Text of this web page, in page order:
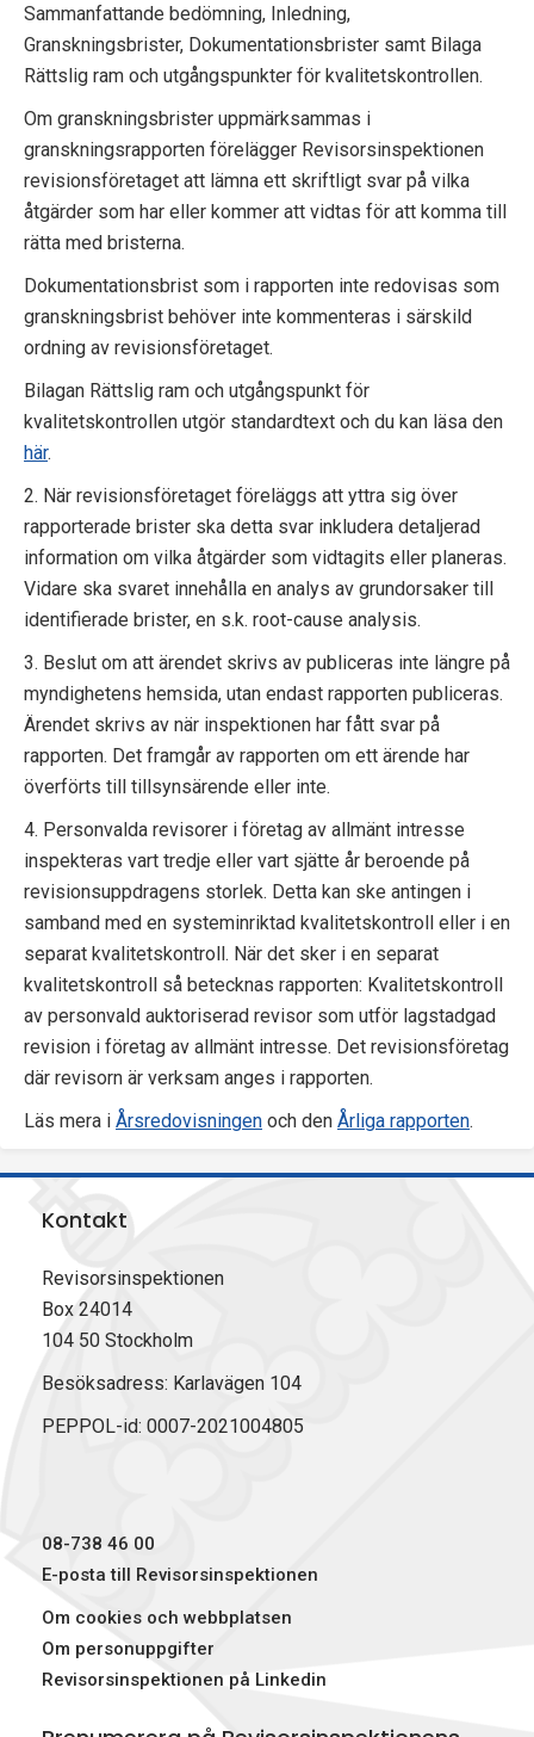
Sammanfattande bedömning, Inledning,
Granskningsbrister, Dokumentationsbrister samt Bilaga
Rättslig ram och utgångspunkter för kvalitetskontrollen.
Om granskningsbrister uppmärksammas i
granskningsrapporten förelägger Revisorsinspektionen
revisionsföretaget att lämna ett skriftligt svar på vilka
åtgärder som har eller kommer att vidtas för att komma till
rätta med bristerna.
Dokumentationsbrist som i rapporten inte redovisas som
granskningsbrist behöver inte kommenteras i särskild
ordning av revisionsföretaget.
Bilagan Rättslig ram och utgångspunkt för
kvalitetskontrollen utgör standardtext och du kan läsa den
här.
2. När revisionsföretaget föreläggs att yttra sig över
rapporterade brister ska detta svar inkludera detaljerad
information om vilka åtgärder som vidtagits eller planeras.
Vidare ska svaret innehålla en analys av grundorsaker till
identifierade brister, en s.k. root-cause analysis.
3. Beslut om att ärendet skrivs av publiceras inte längre på
myndighetens hemsida, utan endast rapporten publiceras.
Ärendet skrivs av när inspektionen har fått svar på
rapporten. Det framgår av rapporten om ett ärende har
överförts till tillsynsärende eller inte.
4. Personvalda revisorer i företag av allmänt intresse
inspekteras vart tredje eller vart sjätte år beroende på
revisionsuppdragens storlek. Detta kan ske antingen i
samband med en systeminriktad kvalitetskontroll eller i en
separat kvalitetskontroll. När det sker i en separat
kvalitetskontroll så betecknas rapporten: Kvalitetskontroll
av personvald auktoriserad revisor som utför lagstadgad
revision i företag av allmänt intresse. Det revisionsföretag
där revisorn är verksam anges i rapporten.
Läs mera i Årsredovisningen och den Årliga rapporten.
Kontakt
Revisorsinspektionen
Box 24014
104 50 Stockholm
Besöksadress: Karlavägen 104
PEPPOL-id: 0007-2021004805
08-738 46 00
E-posta till Revisorsinspektionen
Om cookies och webbplatsen
Om personuppgifter
Revisorsinspektionen på Linkedin